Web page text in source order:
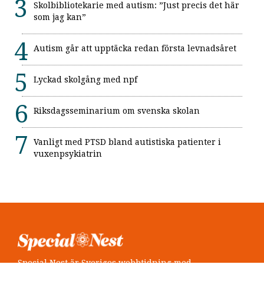
Skolbibliotekarie med autism: ”Just precis det här
som jag kan”
Autism går att upptäcka redan första levnadsåret
Lyckad skolgång med npf
Riksdagsseminarium om svenska skolan
Vanligt med PTSD bland autistiska patienter i
vuxenpsykiatrin
Special Nest är Sveriges webbtidning med